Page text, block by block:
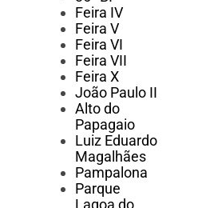
Feira IV
Feira V
Feira VI
Feira VII
Feira X
João Paulo II
Alto do
Papagaio
Luiz Eduardo
Magalhães
Pampalona
Parque